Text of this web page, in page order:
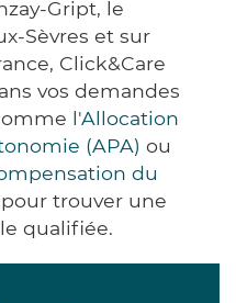
Gript, le
Sèvres et sur
Click&Care
vos demandes
l'Allocation
(APA) ou
du
trouver une
qualifiée.